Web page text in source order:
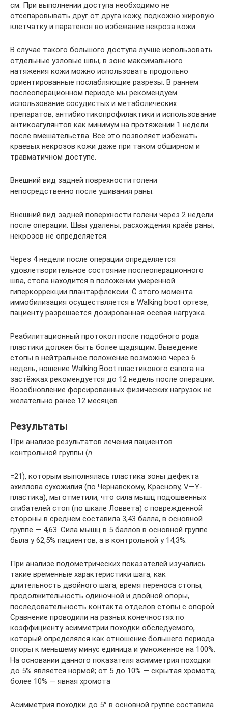
см. При выполнении доступа необходимо не
отсепаровывать друг от друга кожу, подкожно жировую
клетчатку и паратенон во избежание некроза кожи.
В случае такого большого доступа лучше использовать
отдельные узловые швы, в зоне максимального
натяжения кожи можно использовать продольно
ориентированные послабляющие разрезы. В раннем
послеоперационном периоде мы рекомендуем
использование сосудистых и метаболических
препаратов, антибиотикопрофилактики и использование
антикоагулянтов как минимум на протяжении 1 недели
после вмешательства. Всё это позволяет избежать
краевых некрозов кожи даже при таком обширном и
травматичном доступе.
Внешний вид задней поврехности голени
непосредственно после ушивания раны.
Внешний вид задней поверхности голени через 2 недели
после операции. Швы удалены, расхождения краёв раны,
некрозов не определяется.
Через 4 недели после операции определяется
удовлетворительное состояние послеоперационного
шва, стопа находится в положении умеренной
гиперкоррекции плантарфлексии. С этого момента
иммобилизация осуществляется в Walking boot ортезе,
пациенту разрешается дозированная осевая нагрузка.
Реабилитационный протокол после подобного рода
пластики должен быть более щадящим. Выведение
стопы в нейтральное положение возможно через 6
недель, ношение Walking Boot пластикового сапога на
застёжках рекомендуется до 12 недель после операции.
Возобновление форсированных физических нагрузок не
желательно ранее 12 месяцев.
Результаты
При анализе результатов лечения пациентов
контрольной группы (n
=21), которым выполнялась пластика зоны дефекта
ахиллова сухожилия (по Чернавскому, Краснову, V—Y-
пластика), мы отметили, что сила мышц подошвенных
сгибателей стоп (по шкале Ловвета) с поврежденной
стороны в среднем составила 3,43 балла, в основной
группе — 4,63. Сила мышц в 5 баллов в основной группе
была у 62,5% пациентов, а в контрольной у 14,3%.
При анализе подометрических показателей изучались
такие временные характеристики шага, как
длительность двойного шага, время переноса стопы,
продолжительность одиночной и двойной опоры,
последовательность контакта отделов стопы с опорой.
Сравнение проводили на разных конечностях по
коэффициенту асимметрии походки обследуемого,
который определялся как отношение большего периода
опоры к меньшему минус единица и умноженное на 100%.
На основании данного показателя асимметрия походки
до 5% является нормой; от 5 до 10% — скрытая хромота;
более 10% — явная хромота
Асимметрия походки до 5° в основной группе составила